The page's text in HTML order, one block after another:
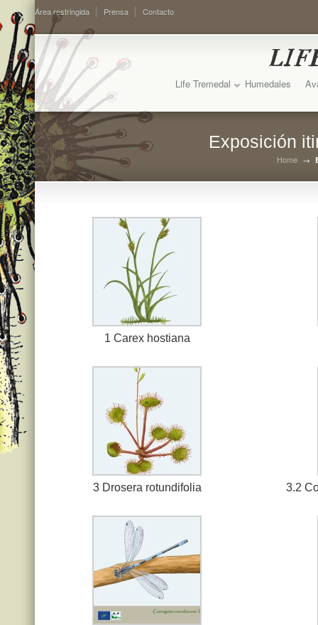
Área restringida Prensa Contacto
Life Tremedal Humedales
Exposición
Home →
1 Carex hostiana
3 Drosera rotundifolia 3.2